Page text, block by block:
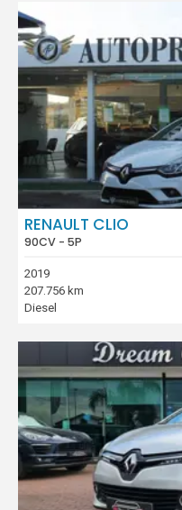
RENAULT CLIO
90CV - 5P
2019
207.756 km
Diesel